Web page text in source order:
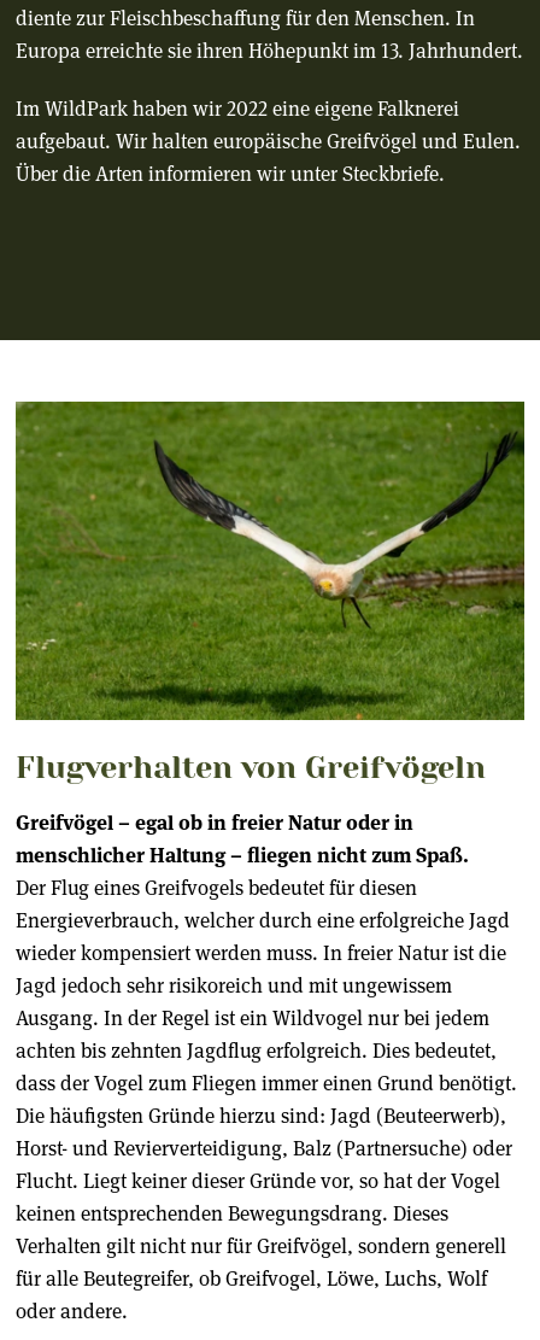
diente zur Fleischbeschaffung für den Menschen. In
Europa erreichte sie ihren Höhepunkt im 13. Jahrhundert.
Im WildPark haben wir 2022 eine eigene Falknerei
aufgebaut. Wir halten europäische Greifvögel und Eulen.
Über die Arten informieren wir unter Steckbriefe.
Flugverhalten von Greifvögeln
Greifvögel – egal ob in freier Natur oder in
menschlicher Haltung – fliegen nicht zum Spaß.
Der Flug eines Greifvogels bedeutet für diesen
Energieverbrauch, welcher durch eine erfolgreiche Jagd
wieder kompensiert werden muss. In freier Natur ist die
Jagd jedoch sehr risikoreich und mit ungewissem
Ausgang. In der Regel ist ein Wildvogel nur bei jedem
achten bis zehnten Jagdflug erfolgreich. Dies bedeutet,
dass der Vogel zum Fliegen immer einen Grund benötigt.
Die häufigsten Gründe hierzu sind: Jagd (Beuteerwerb),
Horst- und Revierverteidigung, Balz (Partnersuche) oder
Flucht. Liegt keiner dieser Gründe vor, so hat der Vogel
keinen entsprechenden Bewegungsdrang. Dieses
Verhalten gilt nicht nur für Greifvögel, sondern generell
für alle Beutegreifer, ob Greifvogel, Löwe, Luchs, Wolf
oder andere.